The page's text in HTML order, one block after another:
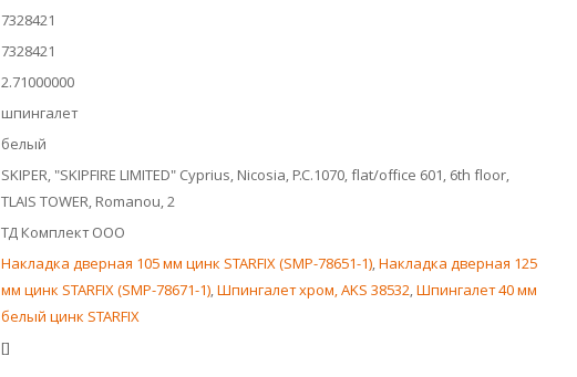
7328421
7328421
2.71000000
шпингалет
белый
SKIPER, "SKIPFIRE LIMITED" Cyprius, Nicosia, P.C.1070, flat/office 601, 6th floor,
TLAIS TOWER, Romanou, 2
ТД Комплект ООО
Накладка дверная 105 мм цинк STARFIX (SMP-78651-1),Накладка дверная 125
мм цинк STARFIX (SMP-78671-1),Шпингалет хром, AKS 38532,Шпингалет 40 мм
белый цинк STARFIX
[]